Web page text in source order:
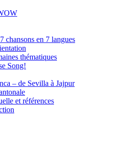
chansons en 7 langues
thématiques
Song!
– de Sevilla à Jajpur
et références